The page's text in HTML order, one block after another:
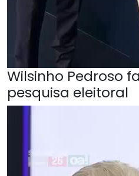
Wilsinho Pedroso
pesquisa eleitoral